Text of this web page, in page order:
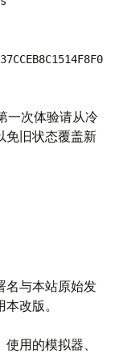
一次体验请从冷
免旧状态覆盖新
名与本站原始发
改版。
用的模拟器、